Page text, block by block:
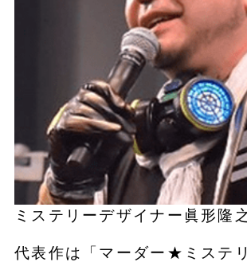
ミステリーデザイナー眞形隆之
代表作は「マーダー★ミステ